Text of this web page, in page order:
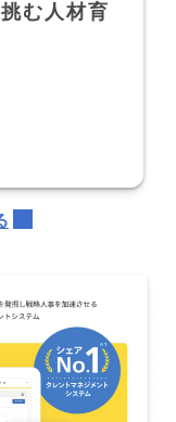
む人材育